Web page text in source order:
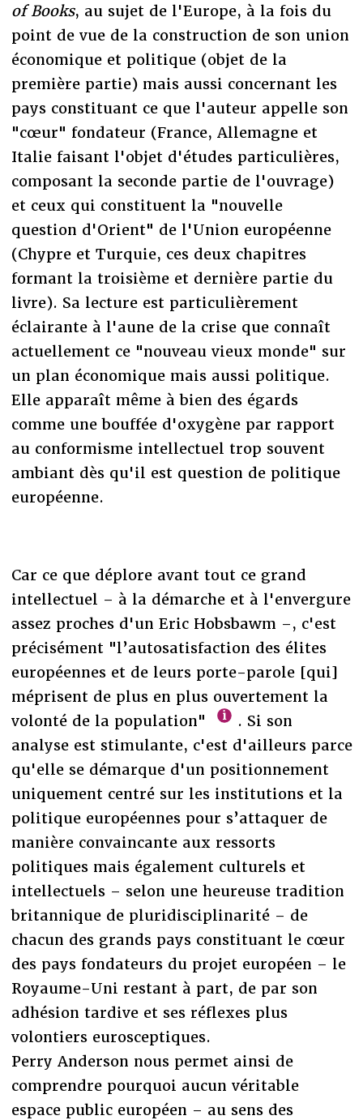
of Books, au sujet de l'Europe, à la fois du
point de vue de la construction de son union
économique et politique (objet de la
première partie) mais aussi concernant les
pays constituant ce que l'auteur appelle son
"cœur" fondateur (France, Allemagne et
Italie faisant l'objet d'études particulières,
composant la seconde partie de l'ouvrage)
et ceux qui constituent la "nouvelle
question d'Orient" de l'Union européenne
(Chypre et Turquie, ces deux chapitres
formant la troisième et dernière partie du
livre). Sa lecture est particulièrement
éclairante à l'aune de la crise que connaît
actuellement ce "nouveau vieux monde" sur
un plan économique mais aussi politique.
Elle apparaît même à bien des égards
comme une bouffée d'oxygène par rapport
au conformisme intellectuel trop souvent
ambiant dès qu'il est question de politique
européenne.
Car ce que déplore avant tout ce grand
intellectuel – à la démarche et à l'envergure
assez proches d'un Eric Hobsbawm –, c'est
précisément "l’autosatisfaction des élites
européennes et de leurs porte-parole [qui]
méprisent de plus en plus ouvertement la
volonté de la population"
. Si son
analyse est stimulante, c'est d'ailleurs parce
qu'elle se démarque d'un positionnement
uniquement centré sur les institutions et la
politique européennes pour s’attaquer de
manière convaincante aux ressorts
politiques mais également culturels et
intellectuels – selon une heureuse tradition
britannique de pluridisciplinarité – de
chacun des grands pays constituant le cœur
des pays fondateurs du projet européen – le
Royaume-Uni restant à part, de par son
adhésion tardive et ses réflexes plus
volontiers eurosceptiques.
Perry Anderson nous permet ainsi de
comprendre pourquoi aucun véritable
espace public européen – au sens des